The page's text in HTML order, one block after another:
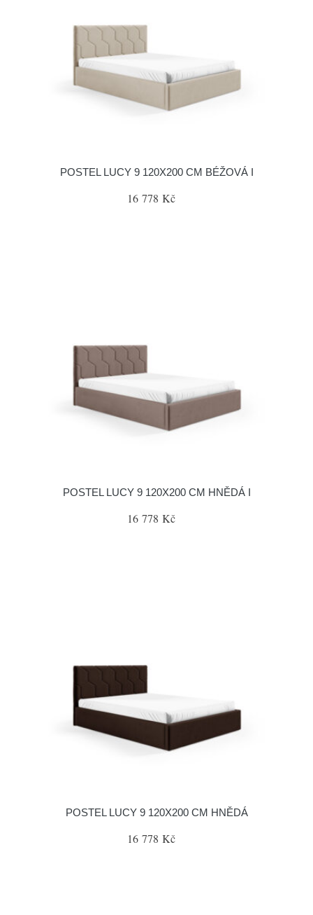
POSTEL LUCY 9 120X200 CM BÉŽOVÁ I
16 778 Kč
POSTEL LUCY 9 120X200 CM HNĚDÁ I
16 778 Kč
POSTEL LUCY 9 120X200 CM HNĚDÁ
16 778 Kč